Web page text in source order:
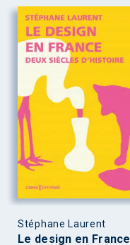
Stéphane Laurent
Le design en France